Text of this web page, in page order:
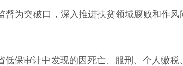
为突破口，深入推进扶贫领域腐败和作
低保审计中发现的因死亡、服刑、个人缴